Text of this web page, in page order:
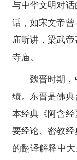
与中华文明对
话，如宋文帝
庙听讲，梁武
寺庙。
魏晋时期，
绩。东晋是佛
本经典《阿含
要经论、密教
的翻译解释中